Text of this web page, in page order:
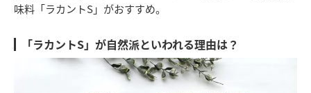
味料「ラカントS」がおすすめ。
「ラカントS」が自然派といわれる理由は？